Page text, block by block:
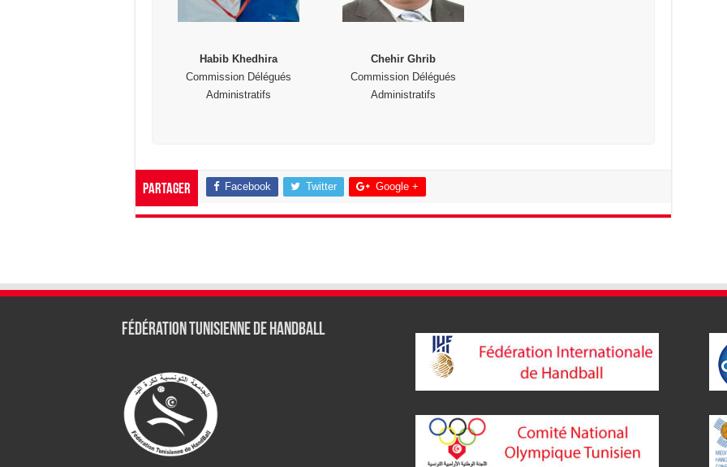
Habib Khedhira
Commission Délégués
Administratifs
Chehir Ghrib
Commission Délégués
Administratifs
Partager Facebook Twitter Google +
Fédération tunisienne de Handball